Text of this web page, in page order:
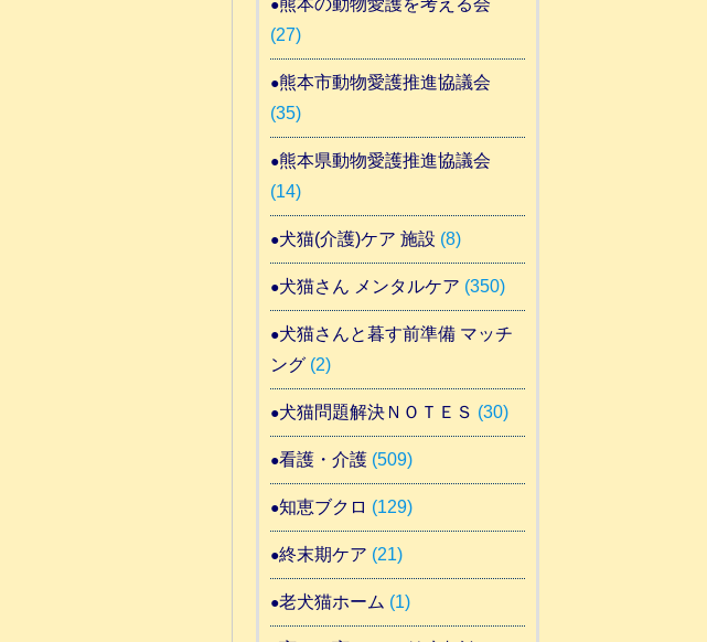
熊本の動物愛護を考える会
(27)
熊本市動物愛護推進協議会
(35)
熊本県動物愛護推進協議会
(14)
犬猫(介護)ケア 施設 (8)
犬猫さん メンタルケア (350)
犬猫さんと暮す前準備 マッチ
ング(2)
犬猫問題解決ＮＯＴＥＳ (30)
看護・介護(509)
知恵ブクロ (129)
終末期ケア (21)
老犬猫ホーム (1)